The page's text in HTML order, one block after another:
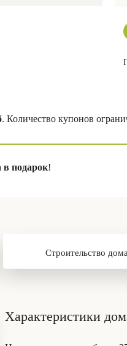
. Количество купонов
в подарок!
Строительство дома
Характеристики